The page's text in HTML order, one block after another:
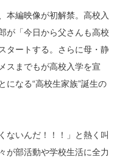
本編映像が初解禁。高校入
が「今日から父さんも高校
タートする。さらに母・静
スまでもが高校入学を宣
になる“高校生家族”誕生の
ないんだ！！！」と熱く叫
が部活動や学校生活に全力